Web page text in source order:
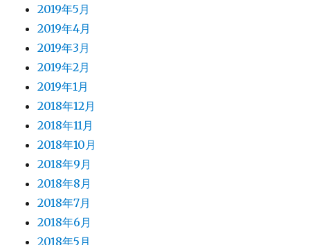
2019年5月
2019年4月
2019年3月
2019年2月
2019年1月
2018年12月
2018年11月
2018年10月
2018年9月
2018年8月
2018年7月
2018年6月
2018年5月